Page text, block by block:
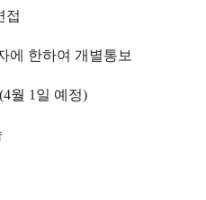
접
에 한하여 개별통보
월 1일 예정)